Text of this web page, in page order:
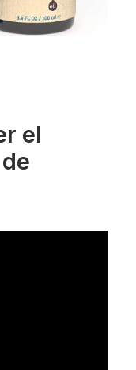
el